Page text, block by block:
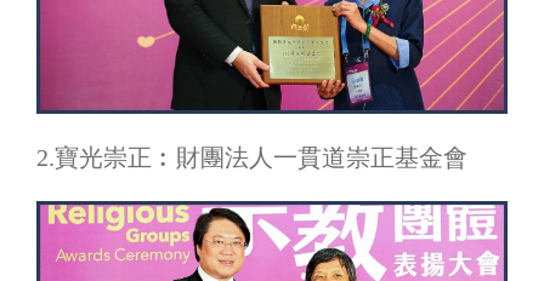
2.寶光崇正︰財團法人一貫道崇正基金會